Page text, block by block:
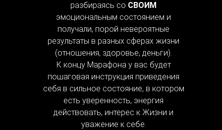
разбираясь со СВОИМ
эмоциональным состоянием и
получали, порой невероятные
результаты в разных сферах жизни
(отношения, здоровье, деньги).
К концу Марафона у вас будет
пошаговая инструкция приведения
себя в сильное состояние, в котором
есть уверенность, энергия
действовать, интерес к Жизни и
уважение к себе.